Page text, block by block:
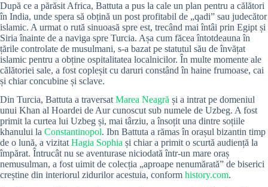
După ce a părăsit Africa, Battuta a pus la cale un plan pentru a călători
în India, unde spera să obțină un post profitabil de „qadi” sau judecător
islamic. A urmat o rută sinuoasă spre est, trecând mai întâi prin Egipt și
Siria înainte de a naviga spre Turcia. Așa cum făcea întotdeauna în
țările controlate de musulmani, s-a bazat pe statutul său de învățat
islamic pentru a obține ospitalitatea localnicilor. În multe momente ale
călătoriei sale, a fost copleșit cu daruri constând în haine frumoase, cai
și chiar concubine și sclave.
Din Turcia, Battuta a traversat Marea Neagră și a intrat pe domeniul
unui Khan al Hoardei de Aur cunoscut sub numele de Uzbeg. A fost
primit la curtea lui Uzbeg și, mai târziu, a însoțit una dintre soțiile
khanului la Constantinopol. Ibn Battuta a rămas în orașul bizantin timp
de o lună, a vizitat Hagia Sophia și chiar a primit o scurtă audiență la
împărat. Întrucât nu se aventurase niciodată într-un mare oraș
nemusulman, a fost uimit de colecția „aproape nenumărată” de biserici
creștine din interiorul zidurilor acestuia, conform history.com.